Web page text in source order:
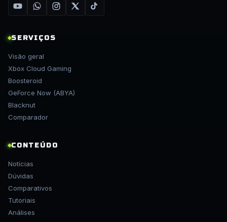
SERVIÇOS
Visão geral
Xbox Cloud Gaming
Boosteroid
GeForce Now (ABYA)
Blacknut
Comparador
CONTEÚDO
Notícias
Dúvidas
Comparativos
Tutoriais
Análises